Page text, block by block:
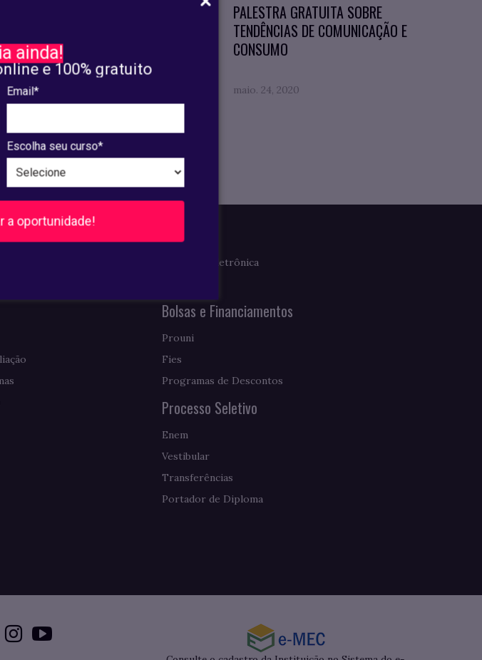
ainda!
e 100% gratuito
Email*
Escolha seu curso*
a oportunidade!
VESTIBULAR 2020.2
junho. 18, 2020
PALESTRA GRATUITA SOBRE
TENDÊNCIAS DE COMUNICAÇÃO E
CONSUMO
maio. 24, 2020
Imprensa
Clipagem Eletrônica
Bolsas e Financiamentos
Prouni
Fies
Programas de Descontos
Processo Seletivo
Enem
Vestibular
Transferências
Portador de Diploma